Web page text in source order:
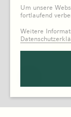
Um unsere
fortlaufend
Weitere
0